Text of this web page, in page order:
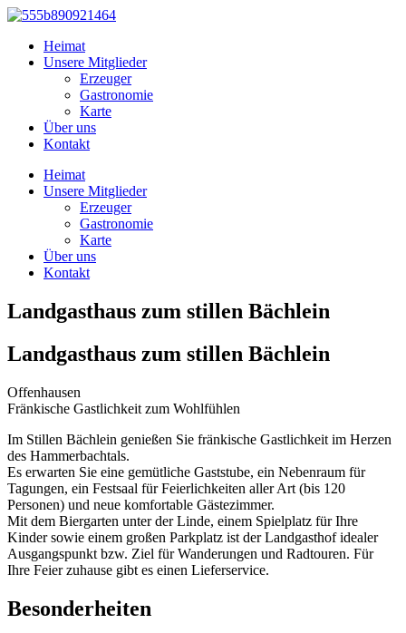
Zum
springenHeimat
Unsere Mitglieder
Erzeuger
Gastronomie
Karte
Über uns
Kontakt
Heimat
Unsere Mitglieder
Erzeuger
Gastronomie
Karte
Über uns
Kontakt
Landgasthaus zum stillen Bächlein
Landgasthaus zum stillen Bächlein
Offenhausen
Fränkische Gastlichkeit zum Wohlfühlen
Im Stillen Bächlein genießen Sie fränkische Gastlichkeit im Herzen
des Hammerbachtals.
Es erwarten Sie eine gemütliche Gaststube, ein Nebenraum für
Tagungen, ein Festsaal für Feierlichkeiten aller Art (bis 120
Personen) und neue komfortable Gästezimmer.
Mit dem Biergarten unter der Linde, einem Spielplatz für Ihre
Kinder sowie einem großen Parkplatz ist der Landgasthof idealer
Ausgangspunkt bzw. Ziel für Wanderungen und Radtouren. Für
Ihre Feier zuhause gibt es einen Lieferservice.
Besonderheiten